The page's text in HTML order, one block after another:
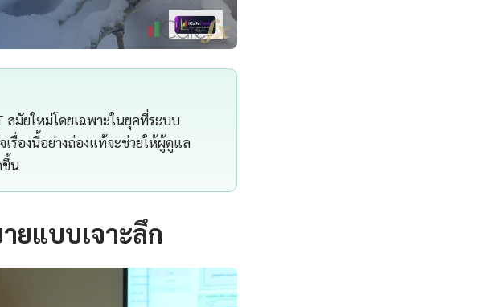
สมัยใหม่โดยเฉพาะในยุคที่ระบบ
รื่องนี้อย่างถ่องแท้จะช่วยให้ผู้ดูแล
ขึ้น
ยแบบเจาะลึก